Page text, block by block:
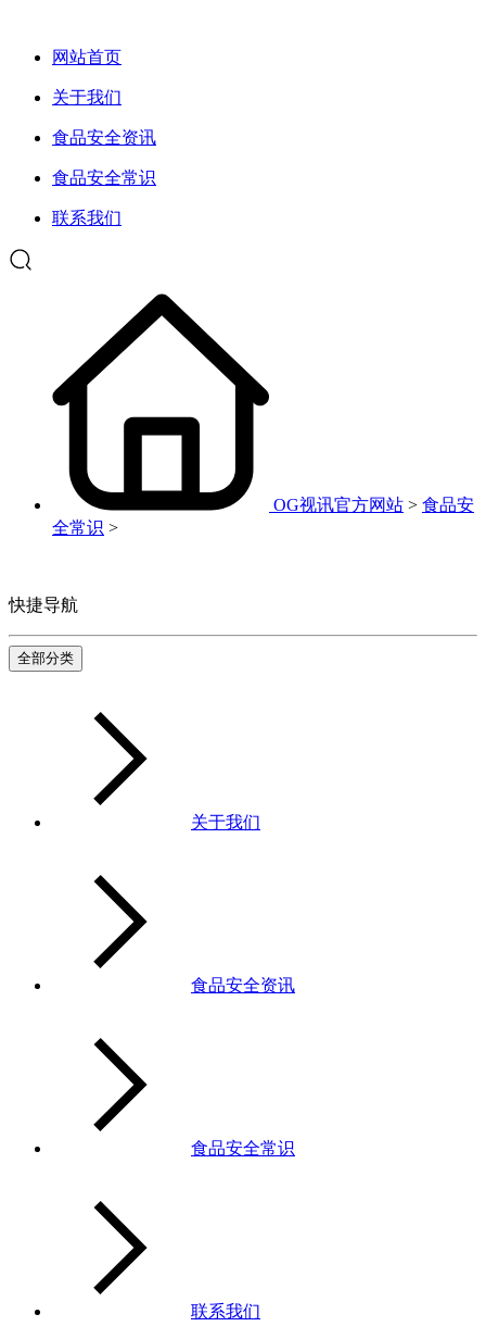
网站首页
关于我们
食品安全资讯
食品安全常识
联系我们
OG视讯官方网站 > 食品安
全常识 >
快捷导航
全部分类
关于我们
食品安全资讯
食品安全常识
联系我们